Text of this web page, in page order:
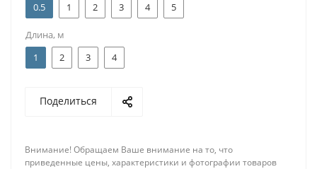
0.5
1 2 3 4 5
Длина, м
1
2 3 4
Поделиться
Внимание! Обращаем Ваше внимание на то, что
приведенные цены, характеристики и фотографии товаров